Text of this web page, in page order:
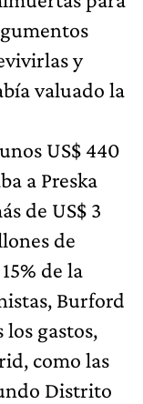
y
valuado la
US$ 440
a Preska
de US$ 3
de
de la
Burford
gastos,
como las
Distrito